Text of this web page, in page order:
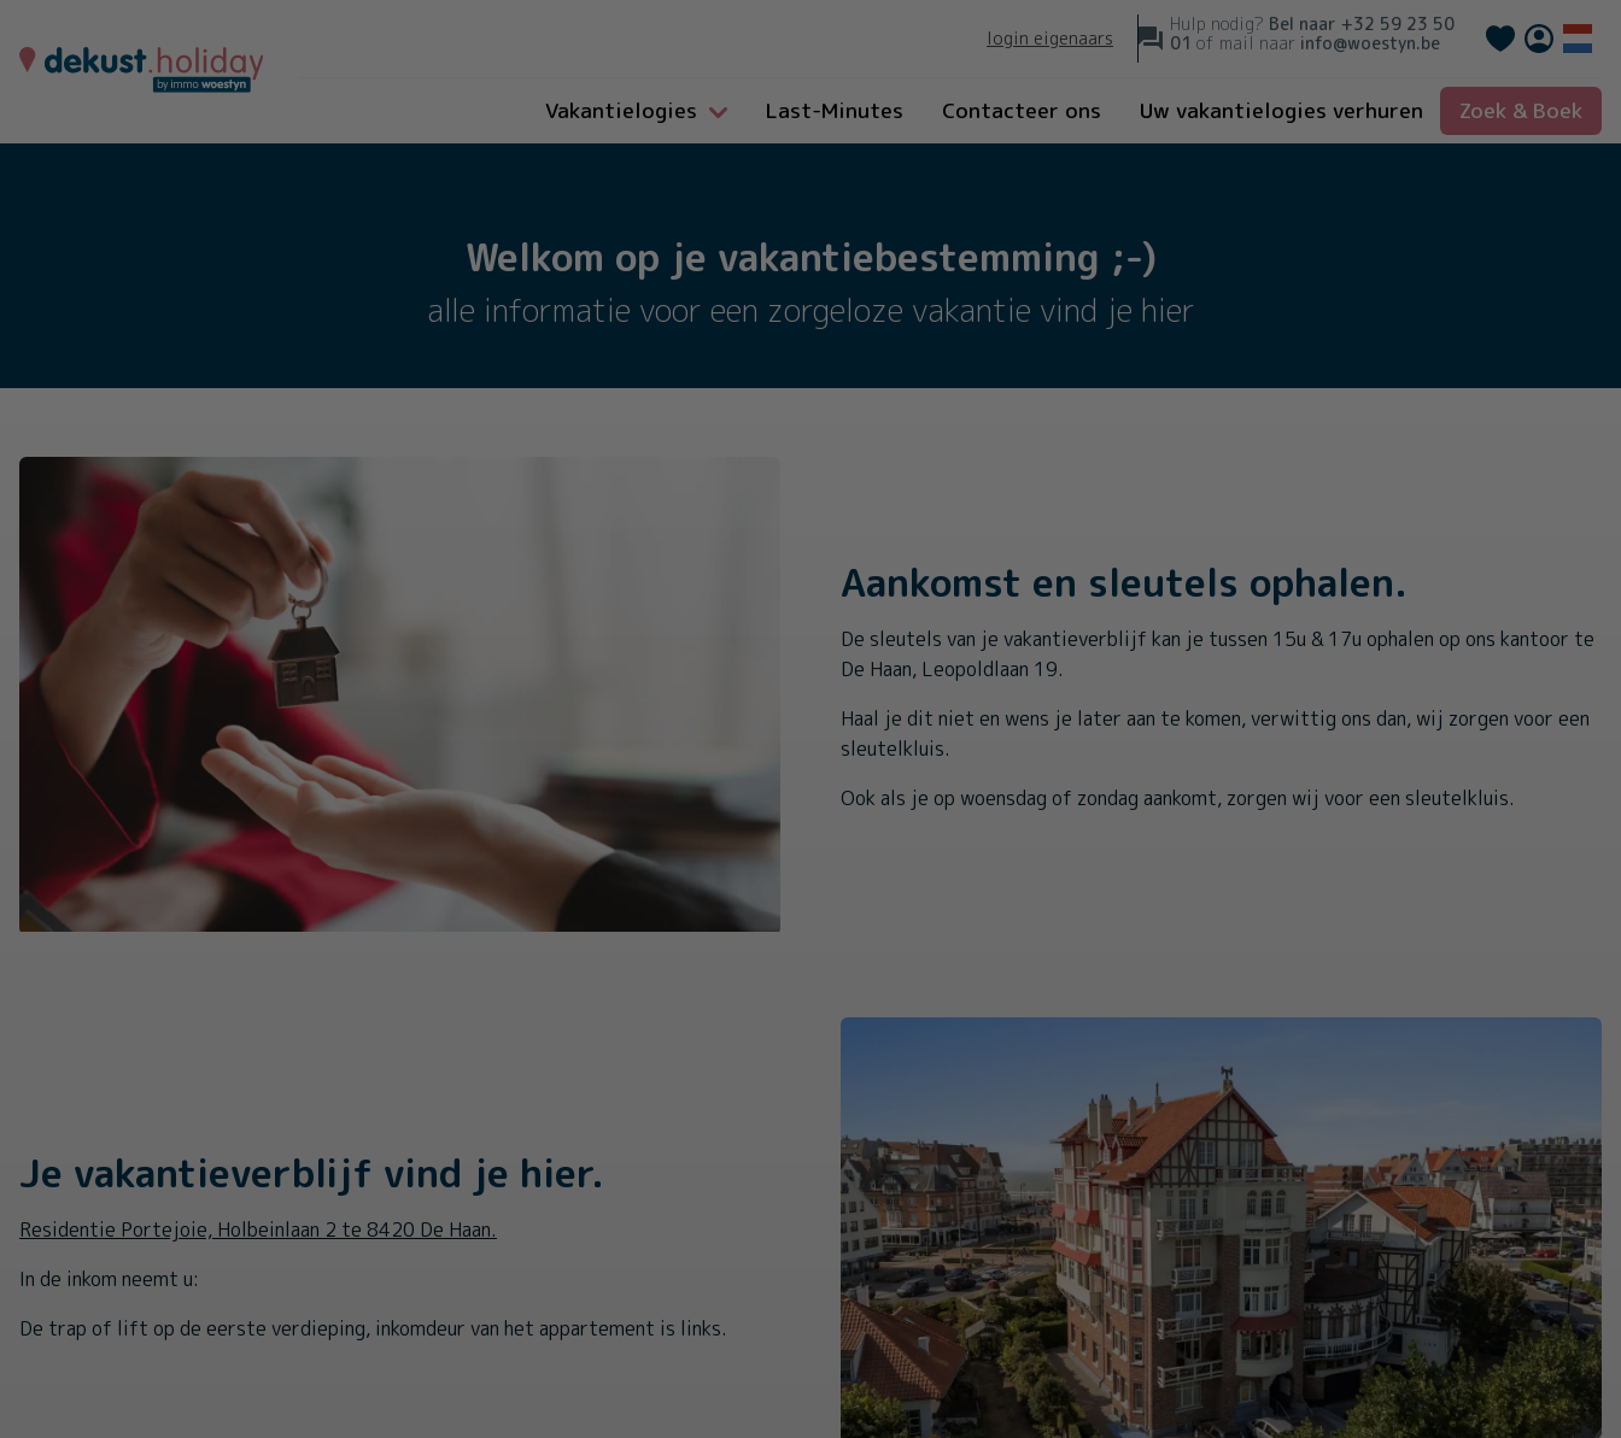
login eigenaars
Hulp nodig? Bel naar +32 59 23 50
01 of mail naar info@woestyn.be
Français
Vakantielogies Last-Minutes Contacteer ons Uw vakantielogies verhuren Zoek & Boek
Welkom op je vakantiebestemming ;-)
alle informatie voor een zorgeloze vakantie vind je hier
Aankomst en sleutels ophalen.
De sleutels van je vakantieverblijf kan je tussen 15u & 17u ophalen op ons kantoor te
De Haan, Leopoldlaan 19.
Haal je dit niet en wens je later aan te komen, verwittig ons dan, wij zorgen voor een
sleutelkluis.
Ook als je op woensdag of zondag aankomt, zorgen wij voor een sleutelkluis.
Je vakantieverblijf vind je hier.
Residentie Portejoie, Holbeinlaan 2 te 8420 De Haan.
In de inkom neemt u:
De trap of lift op de eerste verdieping, inkomdeur van het appartement is links.